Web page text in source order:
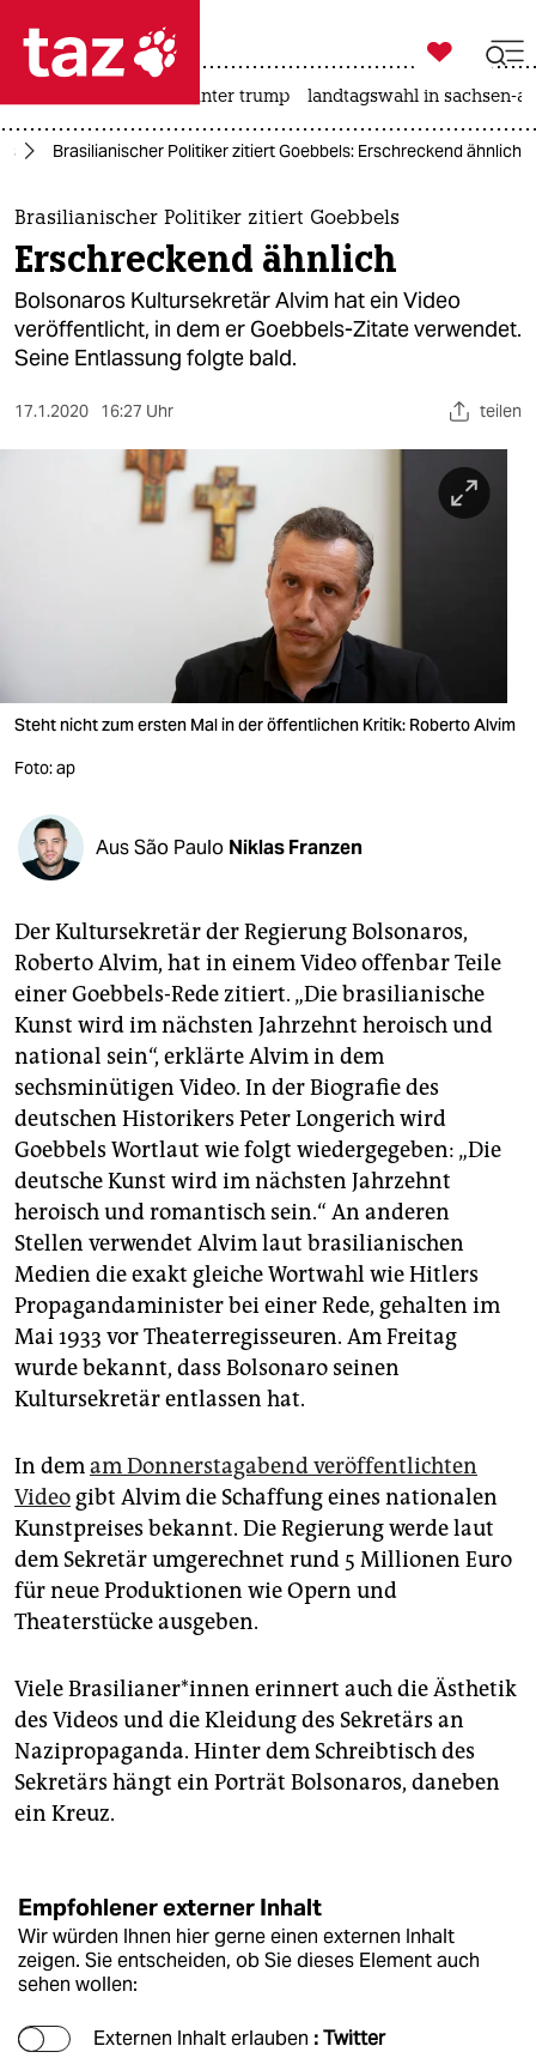
 taz zahl ich
taz zahl ich
themen
politik
öko
verlag
shop
fragen & hilfe
unterstützen
abo
genossenschaft
epaper login

taz zahl ich
usa unter trump landtagswahl in sachsen-
Brasilianischer Politiker zitiert Goebbels: Erschreckend ähnlich
Brasilianischer Politiker zitiert Goebbels
Erschreckend ähnlich
Bolsonaros Kultursekretär Alvim hat ein Video
veröffentlicht, in dem er Goebbels-Zitate verwendet.
Seine Entlassung folgte bald.
17.1.2020 16:27 Uhr teilen
Steht nicht zum ersten Mal in der öffentlichen Kritik: Roberto Alvim
Foto: ap
Aus São Paulo Niklas Franzen
Der Kultursekretär der Regierung Bolsonaros,
Roberto Alvim, hat in einem Video offenbar Teile
einer Goebbels-Rede zitiert. „Die brasilianische
Kunst wird im nächsten Jahrzehnt heroisch und
national sein“, erklärte Alvim in dem
sechsminütigen Video. In der Biografie des
deutschen Historikers Peter Longerich wird
Goebbels Wortlaut wie folgt wiedergegeben: „Die
deutsche Kunst wird im nächsten Jahrzehnt
heroisch und romantisch sein.“ An anderen
Stellen verwendet Alvim laut brasilianischen
Medien die exakt gleiche Wortwahl wie Hitlers
Propagandaminister bei einer Rede, gehalten im
Mai 1933 vor Theaterregisseuren. Am Freitag
wurde bekannt, dass Bolsonaro seinen
Kultursekretär entlassen hat.
In demam Donnerstagabend veröffentlichten
Video gibt Alvim die Schaffung eines nationalen
Kunstpreises bekannt. Die Regierung werde laut
dem Sekretär umgerechnet rund 5 Millionen Euro
für neue Produktionen wie Opern und
Theaterstücke ausgeben.
Viele Bra­si­lia­ne­r*in­nen erinnert auch die Ästhetik
des Videos und die Kleidung des Sekretärs an
Nazipropaganda. Hinter dem Schreibtisch des
Sekretärs hängt ein Porträt Bolsonaros, daneben
ein Kreuz.
Empfohlener externer Inhalt
Wir würden Ihnen hier gerne einen externen Inhalt
zeigen. Sie entscheiden, ob Sie dieses Element auch
sehen wollen:
Externen Inhalt erlauben : Twitter